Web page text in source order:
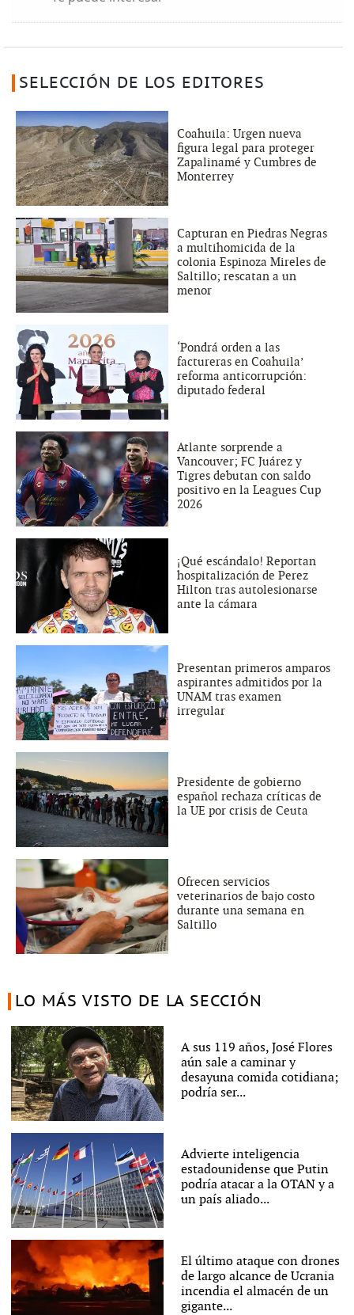
SELECCIÓN DE LOS EDITORES
Coahuila: Urgen nueva
figura legal para proteger
Zapalinamé y Cumbres de
Monterrey
Capturan en Piedras Negras
a multihomicida de la
colonia Espinoza Mireles de
Saltillo; rescatan a un
menor
‘Pondrá orden a las
factureras en Coahuila’
reforma anticorrupción:
diputado federal
Atlante sorprende a
Vancouver; FC Juárez y
Tigres debutan con saldo
positivo en la Leagues Cup
2026
¡Qué escándalo! Reportan
hospitalización de Perez
Hilton tras autolesionarse
ante la cámara
Presentan primeros amparos
aspirantes admitidos por la
UNAM tras examen
irregular
Presidente de gobierno
español rechaza críticas de
la UE por crisis de Ceuta
Ofrecen servicios
veterinarios de bajo costo
durante una semana en
Saltillo
LO MÁS VISTO DE LA SECCIÓN
A sus 119 años, José Flores
aún sale a caminar y
desayuna comida cotidiana;
podría ser...
Advierte inteligencia
estadounidense que Putin
podría atacar a la OTAN y a
un país aliado...
El último ataque con drones
de largo alcance de Ucrania
incendia el almacén de un
gigante...